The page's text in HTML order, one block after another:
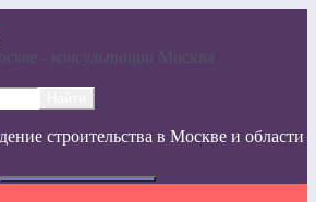
- консультации Москвa
строительства в Москве и области